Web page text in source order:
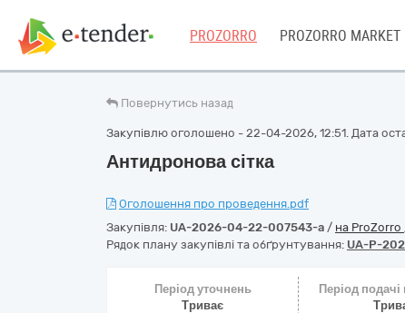
PROZORRO PROZORRO MARKET
Повернутись назад
Закупівлю оголошено - 22-04-2026, 12:51. Дата
Антидронова сітка
Оголошення про проведення.pdf
Закупівля: UA-2026-04-22-007543-a / на ProZorro
Рядок плану закупівлі та обґрунтування: UA-P-
Період уточнень
Триває
Період